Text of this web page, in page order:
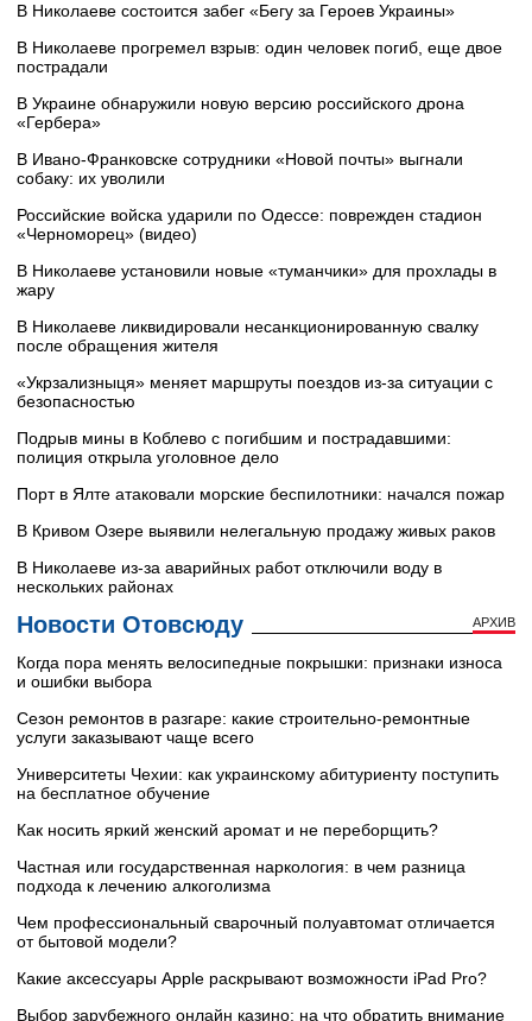
В Николаеве состоится забег «Бегу за Героев Украины»
В Николаеве прогремел взрыв: один человек погиб, еще двое
пострадали
В Украине обнаружили новую версию российского дрона
«Гербера»
В Ивано-Франковске сотрудники «Новой почты» выгнали
собаку: их уволили
Российские войска ударили по Одессе: поврежден стадион
«Черноморец» (видео)
В Николаеве установили новые «туманчики» для прохлады в
жару
В Николаеве ликвидировали несанкционированную свалку
после обращения жителя
«Укрзализныця» меняет маршруты поездов из-за ситуации с
безопасностью
Подрыв мины в Коблево с погибшим и пострадавшими:
полиция открыла уголовное дело
Порт в Ялте атаковали морские беспилотники: начался пожар
В Кривом Озере выявили нелегальную продажу живых раков
В Николаеве из-за аварийных работ отключили воду в
нескольких районах
Новости Отовсюду АРХИВ
Когда пора менять велосипедные покрышки: признаки износа
и ошибки выбора
Сезон ремонтов в разгаре: какие строительно-ремонтные
услуги заказывают чаще всего
Университеты Чехии: как украинскому абитуриенту поступить
на бесплатное обучение
Как носить яркий женский аромат и не переборщить?
Частная или государственная наркология: в чем разница
подхода к лечению алкоголизма
Чем профессиональный сварочный полуавтомат отличается
от бытовой модели?
Какие аксессуары Apple раскрывают возможности iPad Pro?
Выбор зарубежного онлайн казино: на что обратить внимание